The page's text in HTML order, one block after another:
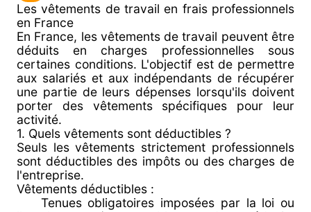
Les vêtements de travail en frais professionnels
en France
En France, les vêtements de travail peuvent être
déduits en charges professionnelles sous
certaines conditions. L'objectif est de permettre
aux salariés et aux indépendants de récupérer
une partie de leurs dépenses lorsqu'ils doivent
porter des vêtements spécifiques pour leur
activité.
1. Quels vêtements sont déductibles ?
Seuls les vêtements strictement professionnels
sont déductibles des impôts ou des charges de
l'entreprise.
Vêtements déductibles :
Tenues obligatoires imposées par la loi ou